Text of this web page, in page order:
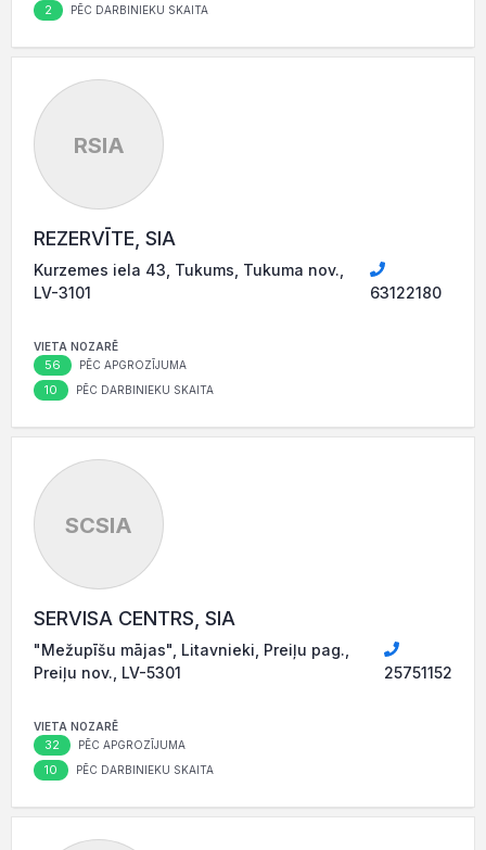
2 PĒC DARBINIEKU SKAITA
RSIA
REZERVĪTE, SIA
Kurzemes iela 43, Tukums, Tukuma nov.,
LV-3101
63122180
VIETA NOZARĒ
56 PĒC APGROZĪJUMA
10 PĒC DARBINIEKU SKAITA
SCSIA
SERVISA CENTRS, SIA
"Mežupīšu mājas", Litavnieki, Preiļu pag.,
Preiļu nov., LV-5301
25751152
VIETA NOZARĒ
32 PĒC APGROZĪJUMA
10 PĒC DARBINIEKU SKAITA